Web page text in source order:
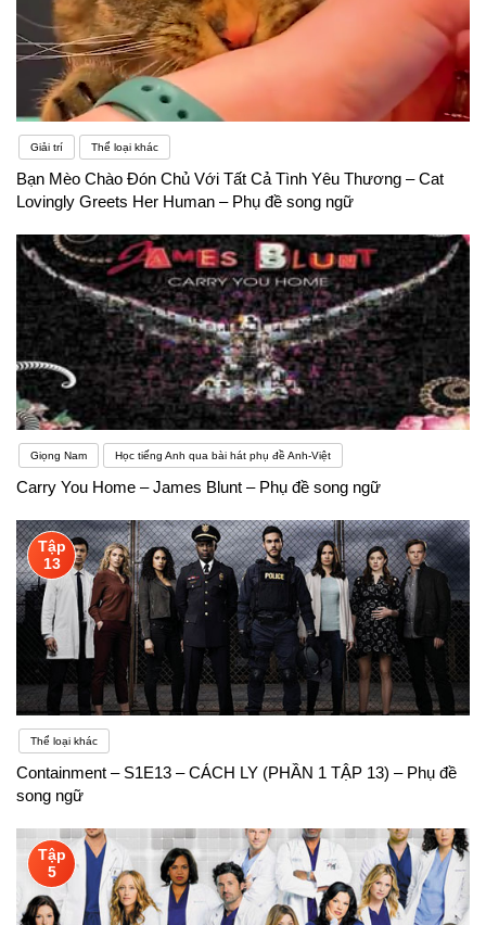
Giải trí Thể loại khác
Bạn Mèo Chào Đón Chủ Với Tất Cả Tình Yêu Thương – Cat
Lovingly Greets Her Human – Phụ đề song ngữ
Giọng Nam Học tiếng Anh qua bài hát phụ đề Anh-Việt
Carry You Home – James Blunt – Phụ đề song ngữ
Tập
13
Thể loại khác
Containment – S1E13 – CÁCH LY (PHẦN 1 TẬP 13) – Phụ đề
song ngữ
Tập
5